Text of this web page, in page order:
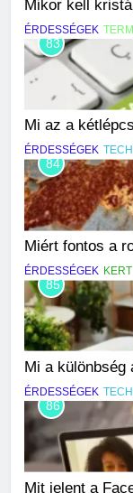
Mikor kell
ÉRDESSÉGEK
83
Mi az a
ÉRDESSÉGEK
84
Miért fontos a
ÉRDESSÉGEK KERT
85
Mi a különbség
ÉRDESSÉGEK
86
Mit jelent a